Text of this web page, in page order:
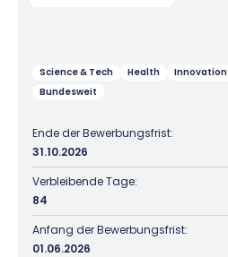
Science & Tech Health Innovation
Bundesweit
Ende der Bewerbungsfrist:
31.10.2026
Verbleibende Tage:
84
Anfang der Bewerbungsfrist:
01.06.2026